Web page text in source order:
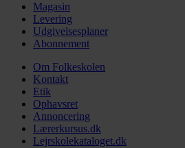
Magasin
Levering
Udgivelsesplaner
Abonnement
Om Folkeskolen
Kontakt
Etik
Ophavsret
Annoncering
Lærerkursus.dk
Lejrskolekataloget.dk